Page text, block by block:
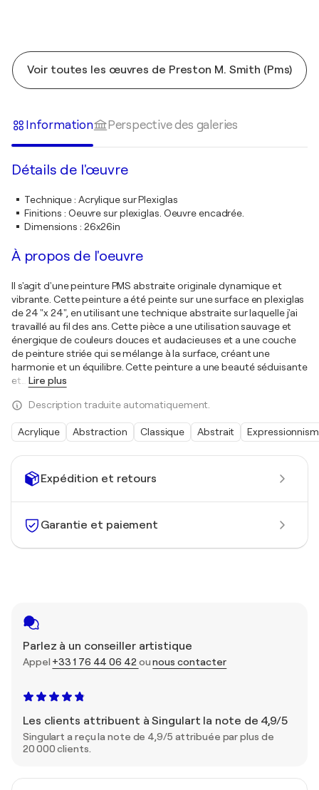
Expédition et retours
Garantie et paiement
Parlez à un conseiller artistique
Appel +33 1 76 44 06 42 ounous contacter
Les clients attribuent à Singulart la note de 4,9/5
Singulart a reçu la note de 4,9/5 attribuée par plus de
20 000 clients.
Voir toutes les œuvres de Preston M. Smith (Pms)
Information Perspective des galeries
Détails de l'œuvre
Technique: Acrylique sur Plexiglas
Finitions : Oeuvre sur plexiglas. Oeuvre encadrée.
Dimensions : 26x26in
À propos de l'oeuvre
Il s'agit d'une peinture PMS abstraite originale dynamique et
vibrante. Cette peinture a été peinte sur une surface en plexiglas
de 24 "x 24", en utilisant une technique abstraite sur laquelle j'ai
travaillé au fil des ans. Cette pièce a une utilisation sauvage et
énergique de couleurs douces et audacieuses et a une couche
de peinture striée qui se mélange à la surface, créant une
harmonie et un équilibre. Cette peinture a une beauté séduisante
et
Lire plus
Description traduite automatiquement.
Acrylique Abstraction Classique Abstrait